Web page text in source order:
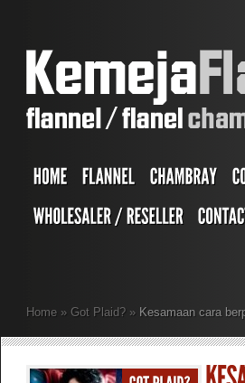
Home » Got Plaid? » Kesamaan cara